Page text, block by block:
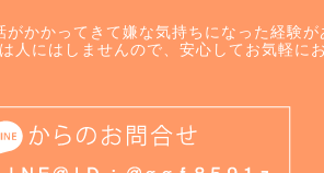
かかってきて嫌な気持ちになった経験が
人にはしませんので、安心してお気軽に